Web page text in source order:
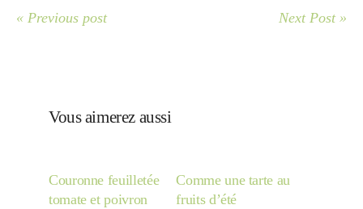
« Previous post Next Post »
Vous aimerez aussi
Couronne feuilletée
tomate et poivron
Comme une tarte au
fruits d’été